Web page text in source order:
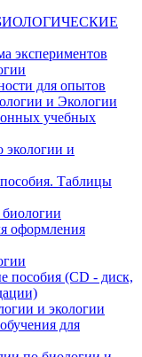
экспериментов
для опытов
и Экологии
учебных
и
Таблицы
оформления
пособия (CD - диск,
и экологии
для